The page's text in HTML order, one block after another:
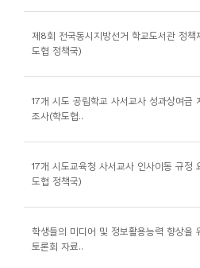
제8회 전국동시지방선거 학교도서관 정책
도협 정책국)
17개 시도 공립학교 사서교사 성과상여금
조사(학도협..
17개 시도교육청 사서교사 인사이동 규정
도협 정책국)
학생들의 미디어 및 정보활용능력 향상을
토론회 자료..